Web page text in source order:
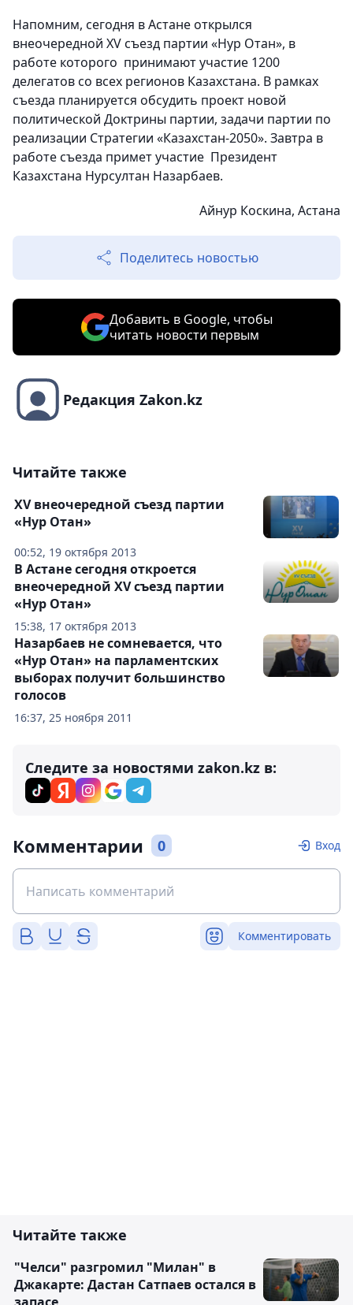
Напомним, сегодня в Астане открылся
внеочередной XV съезд партии «Нур Отан», в
работе которого принимают участие 1200
делегатов со всех регионов Казахстана. В рамках
съезда планируется обсудить проект новой
политической Доктрины партии, задачи партии по
реализации Стратегии «Казахстан-2050». Завтра в
работе съезда примет участие Президент
Казахстана Нурсултан Назарбаев.
Айнур Коскина, Астана
Поделитесь новостью
Добавить в Google, чтобы
читать новости первым
Редакция Zakon.kz
Читайте также
00:52, 19 октября 2013
XV внеочередной съезд партии
«Нур Отан»
15:38, 17 октября 2013
В Астане сегодня откроется
внеочередной XV съезд партии
«Нур Отан»
16:37, 25 ноября 2011
Назарбаев не сомневается, что
«Нур Отан» на парламентских
выборах получит большинство
голосов
Следите за новостями zakon.kz в:
Комментарии 0 Вход
Комментировать
Читайте также
"Челси" разгромил "Милан" в
Джакарте: Дастан Сатпаев остался в